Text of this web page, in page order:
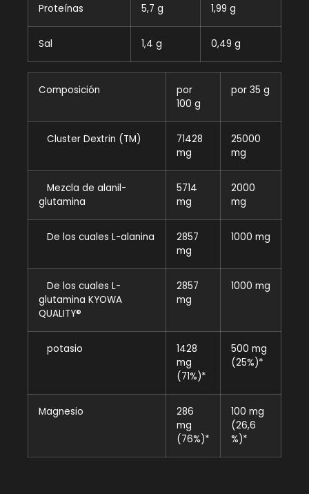
Proteínas 5,7 g 1,99 g
Sal 1,4 g 0,49 g
Composición
por
100 g
por 35 g
Cluster Dextrin (TM)
71428
mg
25000
mg
Mezcla de alanil-
glutamina
5714
mg
2000
mg
De los cuales L-alanina
2857
mg
1000 mg
De los cuales L-
glutamina KYOWA
QUALITY®
2857
mg
1000 mg
potasio
1428
mg
(71%)*
500 mg
(25%)*
Magnesio
286
mg
(76%)*
100 mg
(26,6
%)*